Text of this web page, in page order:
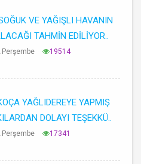
VE YAĞIŞLI HAVANIN
TAHMİN EDİLİYOR..
19514
YAĞLIDEREYE YAPMIŞ
DOLAYI TEŞEKKÜ..
17341